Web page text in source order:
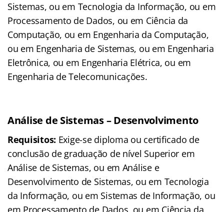
Sistemas, ou em Tecnologia da Informação, ou em
Processamento de Dados, ou em Ciência da
Computação, ou em Engenharia da Computação,
ou em Engenharia de Sistemas, ou em Engenharia
Eletrônica, ou em Engenharia Elétrica, ou em
Engenharia de Telecomunicações.
Análise de Sistemas – Desenvolvimento
Requisitos: Exige-se diploma ou certificado de
conclusão de graduação de nível Superior em
Análise de Sistemas, ou em Análise e
Desenvolvimento de Sistemas, ou em Tecnologia
da Informação, ou em Sistemas de Informação, ou
em Processamento de Dados, ou em Ciência da